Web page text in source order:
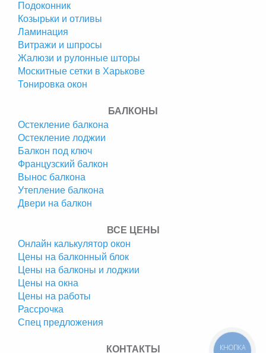
Подоконник
Козырьки и отливы
Ламинация
Витражи и шпросы
Жалюзи и рулонные шторы
Москитные сетки в Харькове
Тонировка окон
БАЛКОНЫ
Остекление балкона
Остекление лоджии
Балкон под ключ
Французский балкон
Вынос балкона
Утепление балкона
Двери на балкон
ВСЕ ЦЕНЫ
Онлайн калькулятор окон
Цены на балконный блок
Цены на балконы и лоджии
Цены на окна
Цены на работы
Рассрочка
Спец предложения
КОНТАКТЫ
КНОПКА